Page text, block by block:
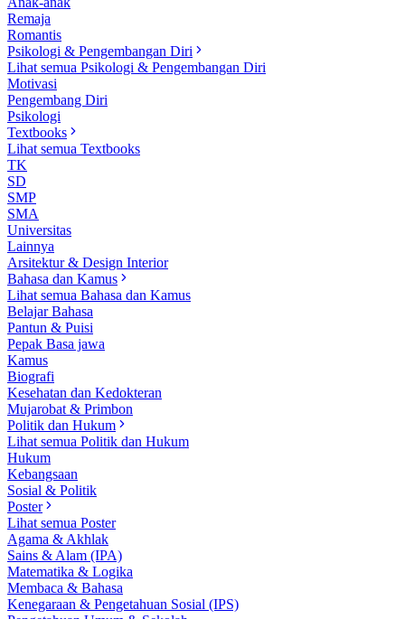
Remaja
Romantis
Psikologi & Pengembangan Diri
Lihat semua Psikologi & Pengembangan Diri
Motivasi
Pengembang Diri
Psikologi
Textbooks
Lihat semua Textbooks
TK
SD
SMP
SMA
Universitas
Lainnya
Arsitektur & Design Interior
Bahasa dan Kamus
Lihat semua Bahasa dan Kamus
Belajar Bahasa
Pantun & Puisi
Pepak Basa jawa
Kamus
Biografi
Kesehatan dan Kedokteran
Mujarobat & Primbon
Politik dan Hukum
Lihat semua Politik dan Hukum
Hukum
Kebangsaan
Sosial & Politik
Poster
Lihat semua Poster
Agama & Akhlak
Sains & Alam (IPA)
Matematika & Logika
Membaca & Bahasa
Kenegaraan & Pengetahuan Sosial (IPS)